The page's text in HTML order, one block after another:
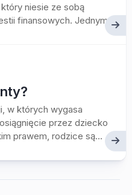
niesie ze sobą
finansowych. Jednym...
w których wygasa
przez dziecko
prawem, rodzice są...